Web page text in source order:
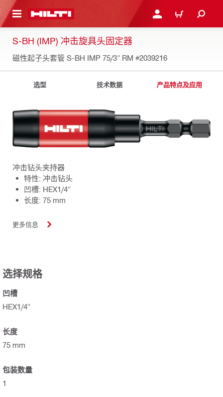
到主页 登录或注册购物车
S-BH (IMP) 冲击旋具头固定器
磁性起子头套管 S-BH IMP 75/3" RM #2039216
选型 技术数据 产品特点及应用
冲击钻头夹持器
特性: 冲击钻头
凹槽: HEX1/4"
长度: 75 mm
更多信息
选择规格
凹槽
HEX1/4"
长度
75 mm
包装数量
1